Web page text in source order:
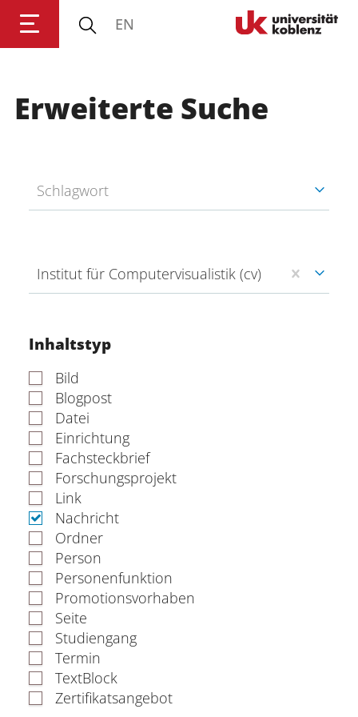
Forschung
Universität
Fachbereiche
Bildungswissenschaften
Philologie / Kulturwissenschaften
Mathematik / Naturwissenschaften
Informatik
EN
Erweiterte Suche
Schlagwort
Institut für Computervisualistik (cv)
Inhaltstyp
Bild
Blogpost
Datei
Einrichtung
Fachsteckbrief
Forschungsprojekt
Link
Nachricht
Ordner
Person
Personenfunktion
Promotionsvorhaben
Seite
Studiengang
Termin
TextBlock
Zertifikatsangebot